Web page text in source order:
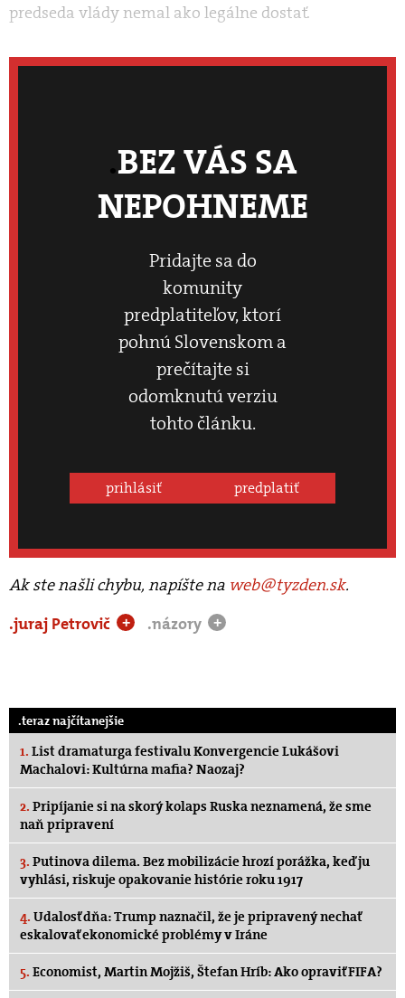
predseda vlády nemal ako legálne dostať.
BEZ VÁS SA
NEPOHNEME
Pridajte sa do
komunity
predplatiteľov, ktorí
pohnú Slovenskom a
prečítajte si
odomknutú verziu
tohto článku.
prihlásiť predplatiť
Ak ste našli chybu, napíšte na web@tyzden.sk.
.juraj Petrovič
+ .názory +
.teraz najčítanejšie
1. List dramaturga festivalu Konvergencie Lukášovi
Machalovi: Kultúrna mafia? Naozaj?
2. Pripíjanie si na skorý kolaps Ruska neznamená, že sme
naň pripravení
3. Putinova dilema. Bez mobilizácie hrozí porážka, keď ju
vyhlási, riskuje opakovanie histórie roku 1917
4. Udalosť dňa: Trump naznačil, že je pripravený nechať
eskalovať ekonomické problémy v Iráne
5. Economist, Martin Mojžiš, Štefan Hríb: Ako opraviť FIFA?